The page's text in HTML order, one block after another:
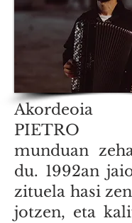
Akordeoia
PIETRO
munduan
du. 1992an
zituela hasi
jotzen, eta